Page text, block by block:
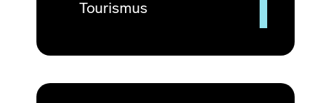
Tourismus